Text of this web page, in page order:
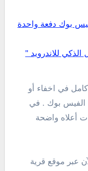
بوك دفعة واحدة
الذكي للاندرويد "
في اخفاء أو
الفيس بوك . في
أعلاه واضحة
عبر موقع قرية